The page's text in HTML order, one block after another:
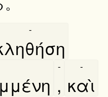
-
,
-
καὶ
-